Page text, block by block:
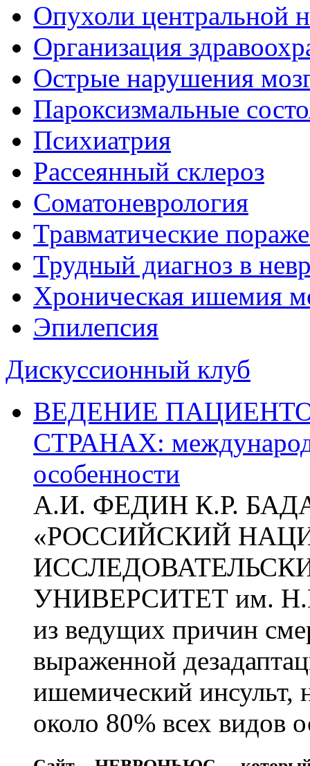
Опухоли центральной
Организация
Острые нарушения
Пароксизмальные
Психиатрия
Рассеянный склероз
Соматоневрология
Травматические
Трудный диагноз в
Хроническая ишемия
Эпилепсия
Дискуссионный клуб
ВЕДЕНИЕ
СТРАНАХ:
особенности
А.И. ФЕДИН К.Р.
«РОССИЙСКИЙ
УНИВЕРСИТЕТ им.
из ведущих причин
выраженной
ишемический инсульт,
около 80% всех видов